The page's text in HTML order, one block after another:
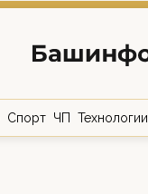
Спорт ЧП Технологии